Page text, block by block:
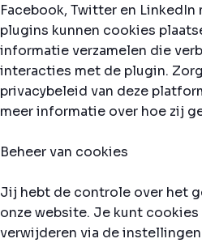
Facebook, Twitter en
plugins kunnen cookies
informatie verzamelen die
interacties met de plugin.
privacybeleid van deze
meer informatie over hoe zij
Beheer van cookies
Jij hebt de controle over het
onze website. Je kunt
verwijderen via de